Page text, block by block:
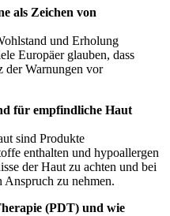
als Zeichen von
und Erholung
Europäer glauben, dass
der Warnungen vor
für empfindliche Haut
sind Produkte
enthalten und hypoallergen
der Haut zu achten und bei
zu nehmen.
(PDT) und wie